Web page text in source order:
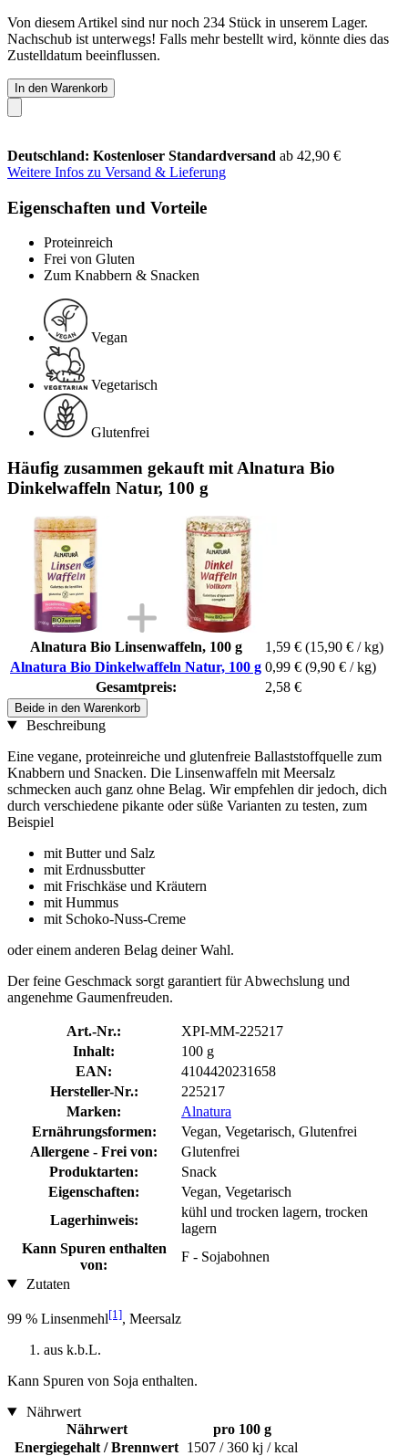
Von diesem Artikel sind nur noch 234 Stück in unserem Lager.
Nachschub ist unterwegs! Falls mehr bestellt wird, könnte dies das
Zustelldatum beeinflussen.
In den Warenkorb
Deutschland: Kostenloser Standardversand ab 42,90 €
Weitere Infos zu Versand & Lieferung
Eigenschaften und Vorteile
Proteinreich
Frei von Gluten
Zum Knabbern & Snacken
Vegan
Vegetarisch
Glutenfrei
Häufig zusammen gekauft mit Alnatura Bio
Dinkelwaffeln Natur, 100 g
Alnatura Bio Linsenwaffeln, 100 g 1,59 € (15,90 € / kg)
Alnatura Bio Dinkelwaffeln Natur, 100 g 0,99 € (9,90 € / kg)
Gesamtpreis:
2,58 €
Beide in den Warenkorb
Beschreibung
Eine vegane, proteinreiche und glutenfreie Ballaststoffquelle zum
Knabbern und Snacken. Die Linsenwaffeln mit Meersalz
schmecken auch ganz ohne Belag. Wir empfehlen dir jedoch, dich
durch verschiedene pikante oder süße Varianten zu testen, zum
Beispiel
mit Butter und Salz
mit Erdnussbutter
mit Frischkäse und Kräutern
mit Hummus
mit Schoko-Nuss-Creme
oder einem anderen Belag deiner Wahl.
Der feine Geschmack sorgt garantiert für Abwechslung und
angenehme Gaumenfreuden.
Art.-Nr.:
XPI-MM-225217
Inhalt:
100 g
EAN:
4104420231658
Hersteller-Nr.:
225217
Marken:
Alnatura
Ernährungsformen:
Vegan, Vegetarisch, Glutenfrei
Allergene - Frei von:
Glutenfrei
Produktarten:
Snack
Eigenschaften:
Vegan, Vegetarisch
Lagerhinweis:
kühl und trocken lagern, trocken
lagern
Kann Spuren enthalten
von:
F - Sojabohnen
Zutaten
99 % Linsenmehl[1], Meersalz
aus k.b.L.
Kann Spuren von Soja enthalten.
Nährwert
Nährwert
pro 100 g
Energiegehalt / Brennwert 1507 / 360 kj / kcal